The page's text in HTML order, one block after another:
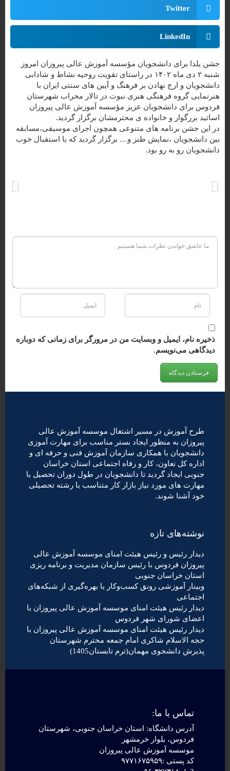
Twitter
LinkedIn
جشن یلدا برای دانشجویان مؤسسه آموزش عالی پیروزان امروز
شنبه ۲ دی ماه ۱۴۰۲ در راستای تقویت روحیه نشاط و شادابی
دانشجویان و ارج نهادن بر فرهنگ و آیین های سنتی ایران با
هنرنمایی گروه فرهنگی هنری نبوت در تالار محراب شهرستان
فردوس برای دانشجویان عزیز مؤسسه آموزش عالی پیروزان
اساتید بزرگوار و خانواده ی محترمشان برگزار گردید.
در این جشن برنامه های متنوعی همچون اجرای موسیقی،مسابقه
بین دانشجویان ،نمایش طنز و… برگزار گردید که با استقبال خوب
دانشجویان رو به رو بود.
ذخیره نام، ایمیل و وبسایت من در مرورگر برای زمانی که دوباره
دیدگاهی می‌نویسم.
طرح آموزش در مسیر اشتغال موسسه آموزش عالی
پیروزان به منظور ایجاد بستر مناسب برای مهارت آموزی
دانشجویان با همکاری سازمان آموزش فنی و حرفه ای و
اداره کل تعاون، کار و رفاه اجتماعی استان خراسان
جنوبی ایجاد گردید تا دانشجویان در طول دوران تحصیل با
مهارت های مورد نیاز بازار کار متناسب با رشته تحصیلی
خود آشنا شوند.
نوشته‌های تازه
دیدار رئیس و رئیس هیئت امنای موسسه آموزش عالی
پیروزان فردوس با رئیس سازمان مدیریت و برنامه ریزی
استان خراسان جنوبی
وبینار آموزشی رونق کسب‌وکار با بهره‌گیری از شبکه‌های
اجتماعی
دیدار رئیس هیئت امنای موسسه آموزش عالی پیروزان با
اعضای شورای شهر فردوس
دیدار رئیس هیئت امنای موسسه آموزش عالی پیروزان با
حجه الاسلام شاکری امام جمعه محترم شهرستان
پذیرش دانشجوی مهمان(ترم تابستان1405)
تماس با ما:
آدرس دانشگاه: استان خراسان جنوبی، شهرستان
فردوس، بلوار خرمشهر
موسسه آموزش عالی پیروزان
کد پستی :۹۷۷۱۶۷۵۹۵۹